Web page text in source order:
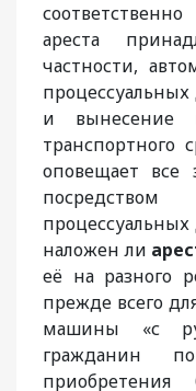
ареста
частности,
и вынесение
транспортного
оповещает все
наложен ли
её на разного
прежде всего
машины «с
гражданин